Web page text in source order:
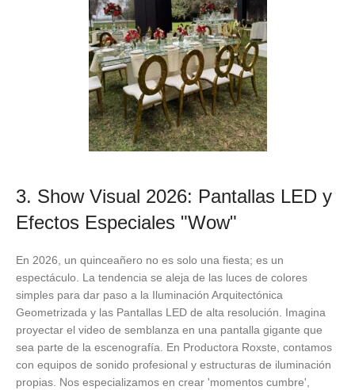
3. Show Visual 2026: Pantallas LED y
Efectos Especiales "Wow"
En 2026, un quinceañero no es solo una fiesta; es un
espectáculo. La tendencia se aleja de las luces de colores
simples para dar paso a la Iluminación Arquitectónica
Geometrizada y las Pantallas LED de alta resolución. Imagina
proyectar el video de semblanza en una pantalla gigante que
sea parte de la escenografía. En Productora Roxste, contamos
con equipos de sonido profesional y estructuras de iluminación
propias. Nos especializamos en crear 'momentos cumbre',